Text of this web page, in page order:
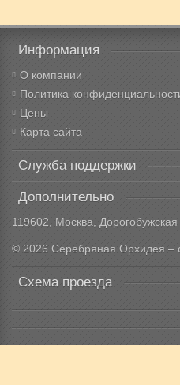
Информация
О компании
Политика
Цены
Карта сайта
Служба поддержки
Дополнительно
119602, Москва,
© 2026 Серебряная Орхидея –
Схема проезда